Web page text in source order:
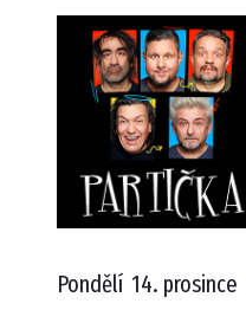
Pondělí 14. prosince